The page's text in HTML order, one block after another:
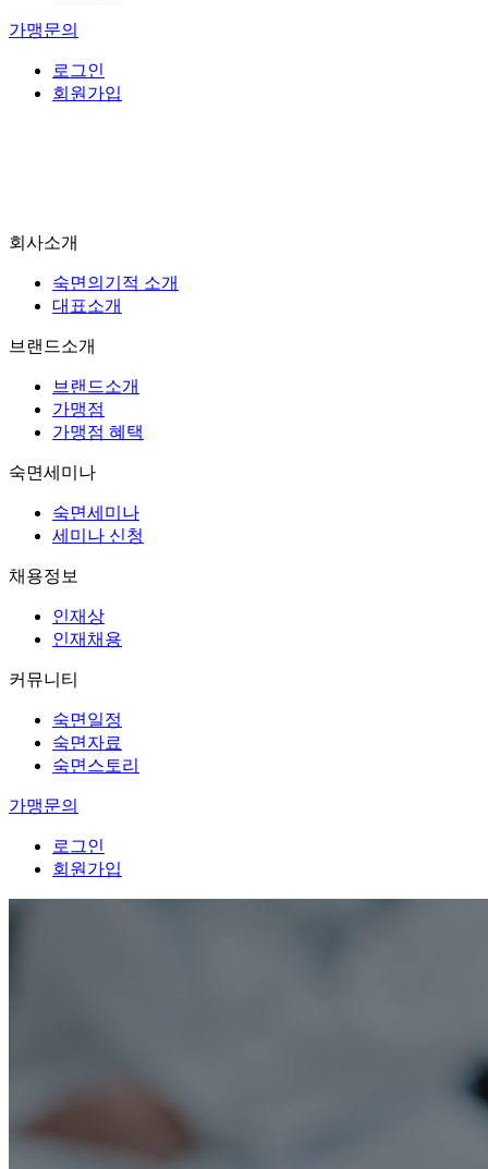
가맹문의
로그인
회원가입
회사소개
숙면의기적 소개
대표소개
브랜드소개
브랜드소개
가맹점
가맹점 혜택
숙면세미나
숙면세미나
세미나 신청
채용정보
인재상
인재채용
커뮤니티
숙면일정
숙면자료
숙면스토리
가맹문의
로그인
회원가입